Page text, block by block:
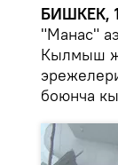
БИШКЕК,
"Манас"
Кылмыш
боюнча